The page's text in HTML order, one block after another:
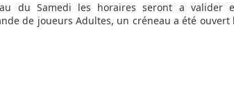
du Samedi les horaires seront a valider
de joueurs Adultes, un créneau a été ouvert